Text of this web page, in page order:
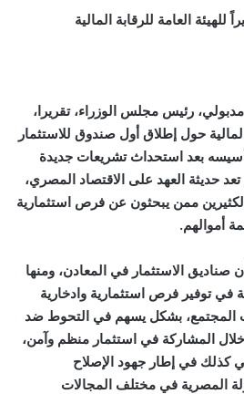
العامة للرقابة المالية
رئيس مجلس الوزراء، تقريرا،
المالية حول إطلاق أول صندوق للاستثمار
بعد استحداث تشريعات جديدة
حديثة العهد على الاقتصاد المصري،
ممن يبحثون عن فرص استثمارية
أموالهم.
صناديق الاستثمار في المعادن، ومنها
في توفير فرص استثمارية وادخارية
المجتمع، بشكل يسهم في التحوط ضد
المشاركة في استثمار منظم وآمن،
كذلك في إطار جهود الإصلاح
المصرية في مختلف المجالات